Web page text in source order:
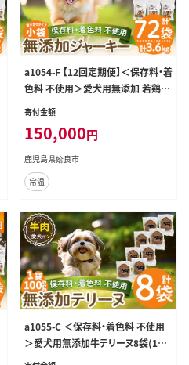
a1054-F 【12回定期便】＜保存料・着
色料 不使用＞愛犬用無添加 若鶏さ
さみジャーキー6袋×12回(1袋50g・
合計3.6kg)【Nフードサービス】姶良
市 鶏 ジャーキー 犬 ドッグ ペット フ
ード エサ おやつ ごはん 間食 ご褒美
ペット関係
寄付金額
150,000円
鹿児島県姶良市
常温
a1055-C ＜保存料・着色料 不使用
＞愛犬用無添加牛テリーヌ8袋(1袋
約100g・合計約800g)【Nフードサー